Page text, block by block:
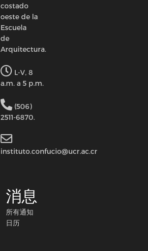
costado
oeste de la
Escuela
de
Arquitectura.
L-V, 8
a.m. a 5 p.m.
(506)
2511-6870.
instituto.confucio@ucr.ac.cr
消息
所有通知
日历